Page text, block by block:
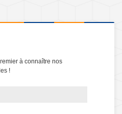
à connaître nos
!